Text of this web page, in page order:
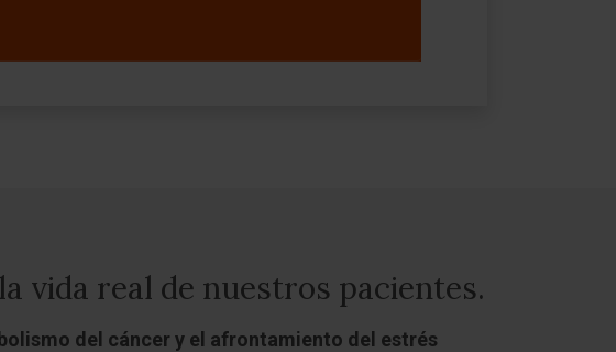
vida real de nuestros pacientes.
del cáncer y el afrontamiento del estrés